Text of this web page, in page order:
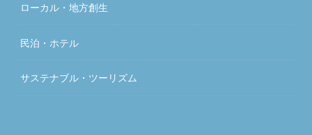
ローカル・地方創生
民泊・ホテル
サステナブル・ツーリズム